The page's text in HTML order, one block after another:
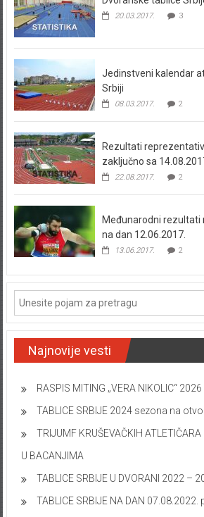
20.03.2017. 3
Jedinstveni kalendar
Srbiji
08.03.2017. 2
Rezultati
zaključno sa
22.08.2017. 2
Međunarodni rezultati
na dan 12.06.2017.
13.06.2017. 2
Najnovije vesti
RASPIS MITING „VERA NIKOLIC“ 2026
TABLICE SRBIJE 2024 sezona na
TRIJUMF KRUŠEVAČKIH
U BACANJIMA
TABLICE SRBIJE U DVORANI 2022 –
TABLICE SRBIJE NA DAN